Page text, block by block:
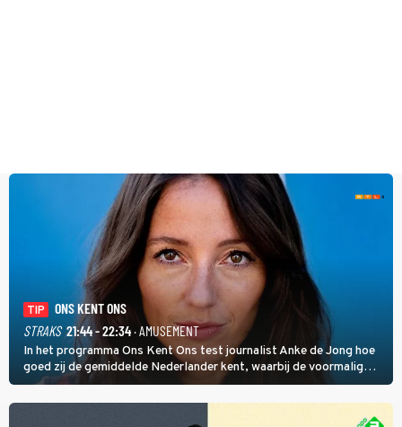
TIP
ONS KENT ONS
STRAKS 21:44 - 22:34· AMUSEMENT
In het programma Ons Kent Ons test journalist Anke de Jong hoe
goed zij de gemiddelde Nederlander kent, waarbij de voormalig
hoofdredacteur van modebladen Glamour en Elle het samen met
rapper Keizer opneemt tegen Edson da Graça en Marc-Marie